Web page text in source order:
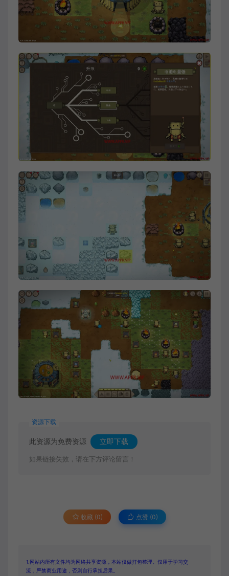
资源下载
此资源为免费资源 立即下载
如果链接失效，请在下方评论留言！
收藏 (0) 点赞 (0)
1.网站内所有文件均为网络共享资源，本站仅做打包整理。仅用于学习交
流，严禁商业用途，否则自行承担后果。